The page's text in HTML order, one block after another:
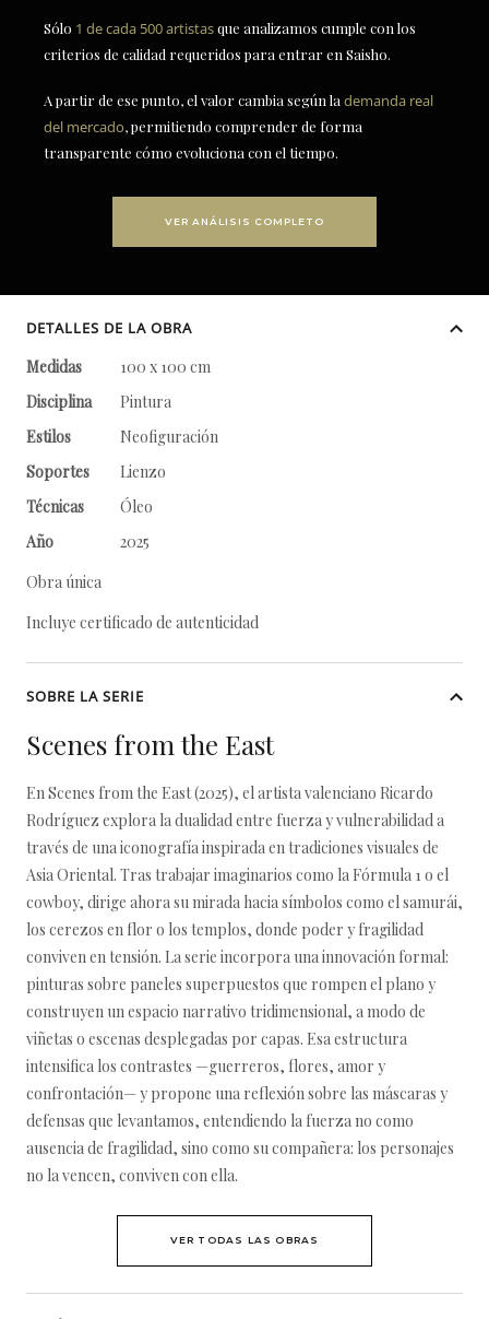
Sólo 1 de cada 500 artistasque analizamos cumple con los
criterios de calidad requeridos para entrar en Saisho.
A partir de ese punto, el valor cambia según la demanda real
del mercado, permitiendo comprender de forma
transparente cómo evoluciona con el tiempo.
VER ANÁLISIS COMPLETO
DETALLES DE LA OBRA
Medidas
100 x 100 cm
Disciplina
Pintura
Estilos
Neofiguración
Soportes
Lienzo
Técnicas
Óleo
Año
2025
Obra única
Incluye certificado de autenticidad
SOBRE LA SERIE
Scenes from the East
En Scenes from the East (2025), el artista valenciano Ricardo
Rodríguez explora la dualidad entre fuerza y vulnerabilidad a
través de una iconografía inspirada en tradiciones visuales de
Asia Oriental. Tras trabajar imaginarios como la Fórmula 1 o el
cowboy, dirige ahora su mirada hacia símbolos como el samurái,
los cerezos en flor o los templos, donde poder y fragilidad
conviven en tensión. La serie incorpora una innovación formal:
pinturas sobre paneles superpuestos que rompen el plano y
construyen un espacio narrativo tridimensional, a modo de
viñetas o escenas desplegadas por capas. Esa estructura
intensifica los contrastes —guerreros, flores, amor y
confrontación— y propone una reflexión sobre las máscaras y
defensas que levantamos, entendiendo la fuerza no como
ausencia de fragilidad, sino como su compañera: los personajes
no la vencen, conviven con ella.
VER TODAS LAS OBRAS